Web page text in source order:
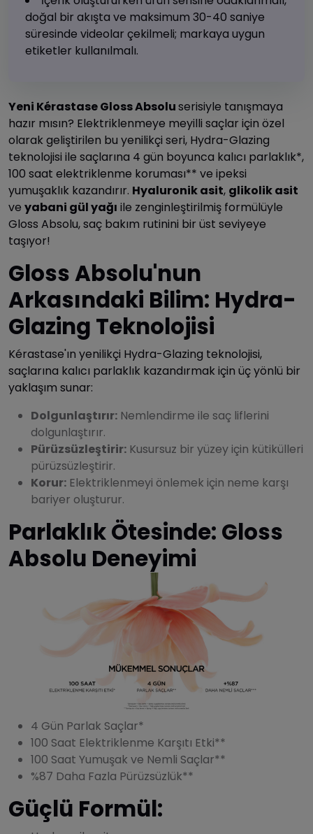
doğal bir akışta ve maksimum 30-40 saniye
süresinde videolar çekilmeli; markaya uygun
etiketler kullanılmalı.
Yeni Kérastase Gloss Absoluserisiyle tanışmaya
hazır mısın? Elektriklenmeye meyilli saçlar için özel
olarak geliştirilen bu yenilikçi seri, Hydra-Glazing
teknolojisi ile saçlarına 4 gün boyunca kalıcı parlaklık*,
100 saat elektriklenme koruması** ve ipeksi
yumuşaklık kazandırır. Hyaluronik asit, glikolik asit
ve yabani gül yağı ile zenginleştirilmiş formülüyle
Gloss Absolu, saç bakım rutinini bir üst seviyeye
taşıyor!
Gloss Absolu'nun
Arkasındaki Bilim: Hydra-
Glazing Teknolojisi
Kérastase'ın yenilikçi Hydra-Glazing teknolojisi,
saçlarına kalıcı parlaklık kazandırmak için üç yönlü bir
yaklaşım sunar:
Dolgunlaştırır: Nemlendirme ile saç liflerini
dolgunlaştırır.
Pürüzsüzleştirir: Kusursuz bir yüzey için kütikülleri
pürüzsüzleştirir.
Korur: Elektriklenmeyi önlemek için neme karşı
bariyer oluşturur.
Parlaklık Ötesinde: Gloss
Absolu Deneyimi
4 Gün Parlak Saçlar*
100 Saat Elektriklenme Karşıtı Etki**
100 Saat Yumuşak ve Nemli Saçlar**
%87 Daha Fazla Pürüzsüzlük**
Güçlü Formül: